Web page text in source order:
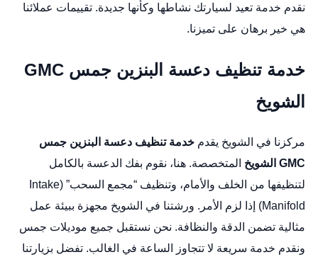
نقدم خدمة تعيد لسيارتك نشاطها وكأنها جديدة. تقييمات عملائنا
هي خير برهان على تميزنا.
خدمة تنظيف دعسة البنزين جمس GMC
الشويخ
مركزنا في الشويخ يقدم خدمة تنظيف دعسة البنزين جمس
GMC الشويخ
المتخصصة. هنا، نقوم بفك الدعسة بالكامل
لتنظيفها من الخلف والأمام، وتنظيف “مجمع السحب” (Intake
Manifold) إذا لزم الأمر. ورشتنا في الشويخ مجهزة ببيئة عمل
مثالية تضمن الدقة والنظافة. نحن نستقبل جميع موديلات جمس
ونقدم خدمة سريعة لا تتجاوز الساعة في الغالب. تفضل بزيارتنا